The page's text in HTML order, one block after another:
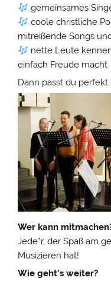
gemeinsames
coole christliche
mitreißende Songs
nette Leute
einfach Freude macht
Dann passt du perfekt
Wer kann
Jede*r, der Spaß am
Musizieren hat!
Wie geht’s weiter?